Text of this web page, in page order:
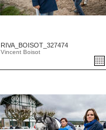
RIVA_BOISOT_327474
Vincent Boisot